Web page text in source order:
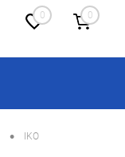
0 0
• IKO